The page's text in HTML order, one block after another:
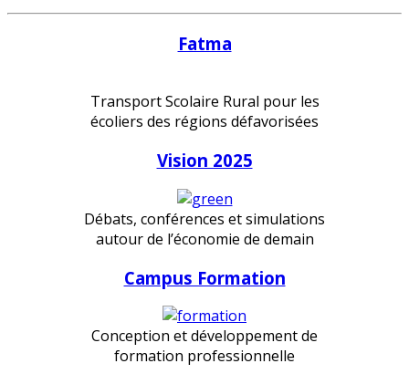
Fatma
Transport Scolaire Rural pour les
écoliers des régions défavorisées
Vision 2025
Débats, conférences et simulations
autour de l’économie de demain
Campus Formation
Conception et développement de
formation professionnelle